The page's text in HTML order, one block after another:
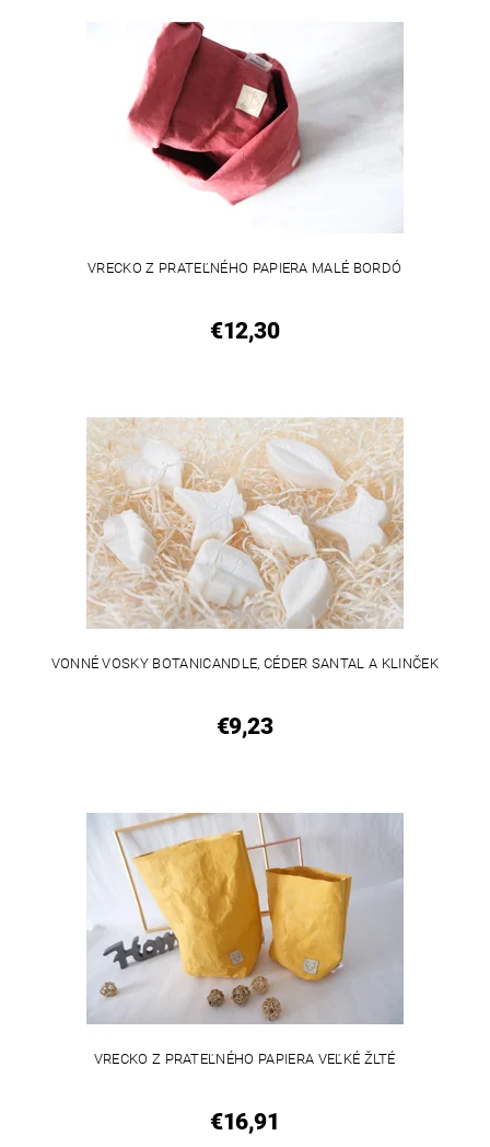
VRECKO Z PRATEĽNÉHO PAPIERA MALÉ BORDÓ
€12,30
VONNÉ VOSKY BOTANICANDLE, CÉDER SANTAL A KLINČEK
€9,23
VRECKO Z PRATEĽNÉHO PAPIERA VEĽKÉ ŽLTÉ
€16,91